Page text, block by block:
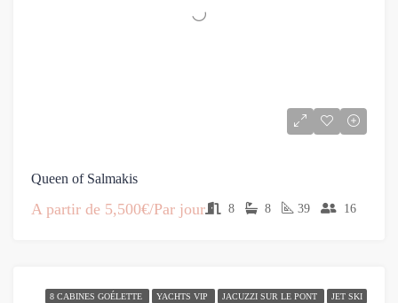
Queen of Salmakis
A partir de 5,500€/Par jour 8 8 39 16
8 CABINES GOÉLETTE YACHTS VIP JACUZZI SUR LE PONT JET SKI